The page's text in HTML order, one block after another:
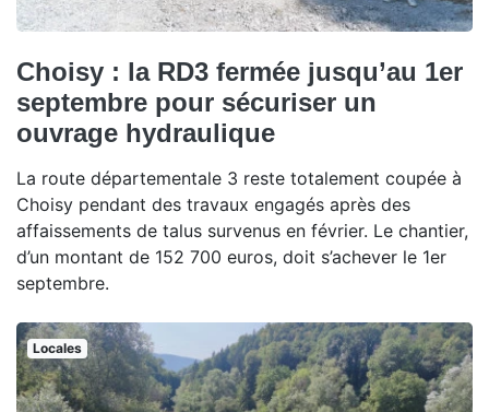
Choisy : la RD3 fermée jusqu’au 1er
septembre pour sécuriser un
ouvrage hydraulique
La route départementale 3 reste totalement coupée à
Choisy pendant des travaux engagés après des
affaissements de talus survenus en février. Le chantier,
d’un montant de 152 700 euros, doit s’achever le 1er
septembre.
Locales